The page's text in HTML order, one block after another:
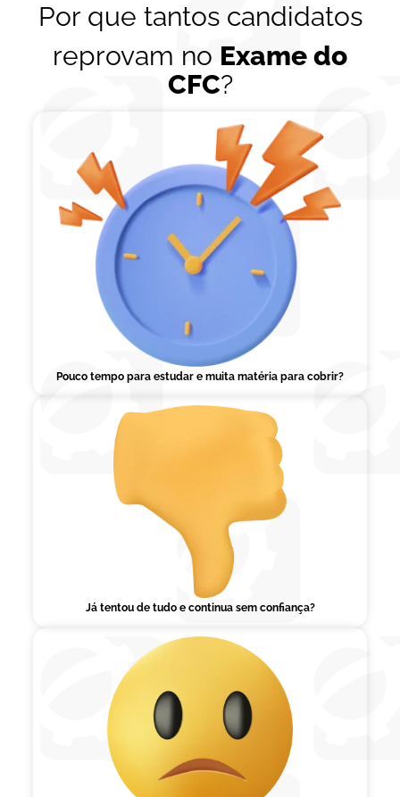
Por que tantos candidatos
reprovam no Exame do
CFC?
Pouco tempo para estudar e muita matéria para cobrir?
Já tentou de tudo e continua sem confiança?